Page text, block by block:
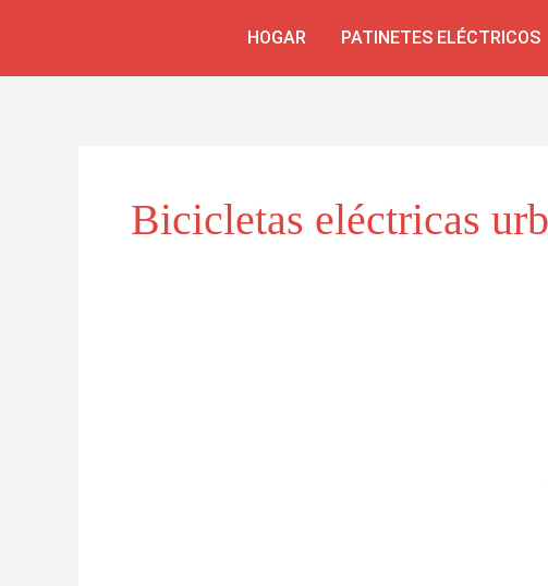
HOGAR PATINETES ELÉCTRICOS
Bicicletas eléctricas